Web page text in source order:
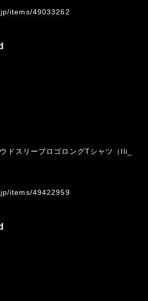
items/49033262
ドスリーブロゴロングTシャツ（lli_
items/49422959